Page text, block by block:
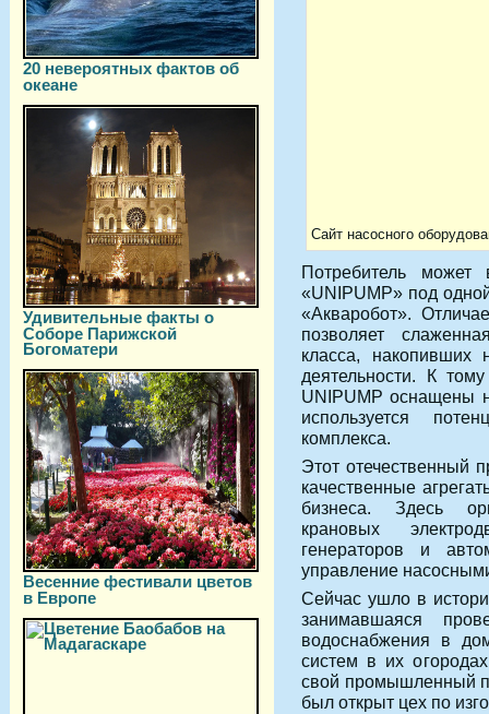
20 невероятных фактов об
океане
Удивительные факты о
Соборе Парижской
Богоматери
Весенние фестивали цветов
в Европе
Сайт насосного
Потребитель
«UNIPUMP» под
«Акваробот».
позволяет
класса,
деятельности. К
UNIPUMP оснащены
используется
комплекса.
Этот отечественный
качественные
бизнеса. Здесь
крановых
генераторов и
управление
Сейчас ушло в
занимавшаяся
водоснабжения в
систем в их
свой промышленный
был открыт цех по